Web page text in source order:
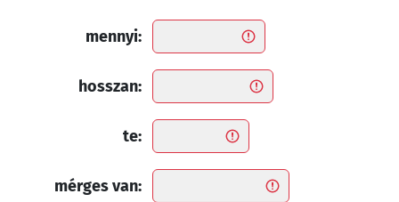
mennyi:
hosszan:
te:
mérges van: